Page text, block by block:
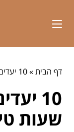
דף הבית»10 יעדים מדהימים עד 3 שעות טיסה בישראל
שעות